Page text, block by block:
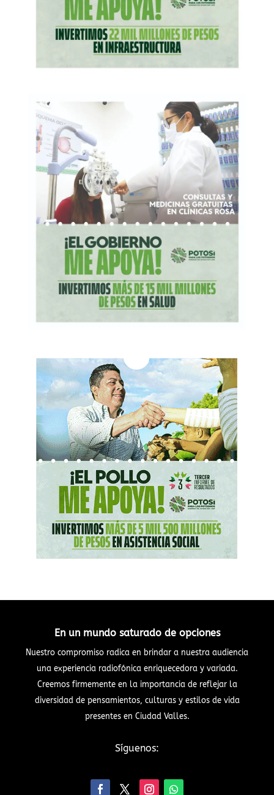
En un mundo saturado de opciones
Nuestro compromiso radica en brindar a nuestra audiencia
una experiencia radiofónica enriquecedora y variada.
Creemos firmemente en la importancia de reflejar la
diversidad de pensamientos, culturas y estilos de vida
presentes en Ciudad Valles.
Síguenos: